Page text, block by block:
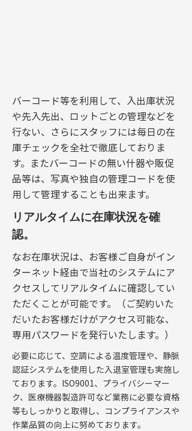
バーコード等を利用して、入出庫状況
や先入先出、ロットごとの管理などを
行ない、さらにスタッフには毎日の在
庫チェックを全社で徹底しておりま
す。またバーコードの無い什器や販促
品等は、写真や独自の管理コードを使
用して管理することも出来ます。
リアルタイムに在庫状況を確
認。
なお在庫状況は、お客様ご自身がイン
ターネット経由で当社のシステムにア
クセスしてリアルタイムに確認してい
ただくことが可能です。（ご契約いた
だいたお客様だけがアクセス可能な、
専用パスワードを発行いたします。）
必要に応じて、空調による温度管理や、静脈
認証システムを使用した入退室管理も実施し
ております。ISO9001、プライバシーマー
ク、医療機器製造許可など業務に必要な資格
等もしっかりと取得し、コンプライアンスや
作業品質の向上に努めております。